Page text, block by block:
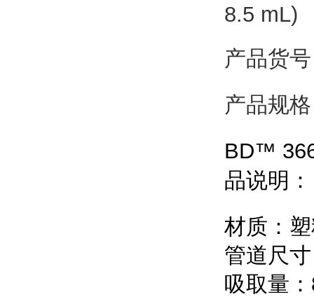
8.5 mL)
产品货
产品规
BD™
品说明：
材质：
管道尺
吸取量